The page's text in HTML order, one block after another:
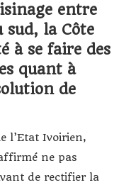
entre
sud, la Côte
à se faire des
quant à
de
l’Etat Ivoirien,
ne pas
de rectifier la